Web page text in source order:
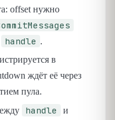
offset нужно
handle .
в
ждёт её через
пула.
handle и